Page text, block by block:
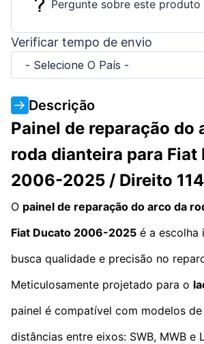
Pergunte sobre este produto
Verificar tempo de envio
- Selecione O País -
Descrição
Painel de reparação do
roda dianteira para Fiat
2006-2025 / Direito
O painel de reparação do arco da
Fiat Ducato 2006-2025 é a escolha
busca qualidade e precisão no
Meticulosamente projetado para o
painel é compatível com modelos
distâncias entre eixos: SWB, MWB e